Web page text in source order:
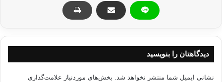
دیدگاهتان را بنویسید
نشانی ایمیل شما منتشر نخواهد شد. بخش‌های موردنیاز علامت‌گذاری